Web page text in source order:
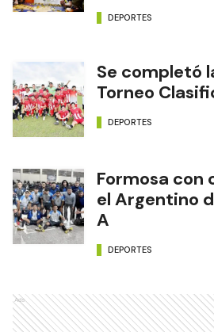
DEPORTES
Se completó
Torneo
DEPORTES
Formosa con
el Argentino
A
DEPORTES
Ads